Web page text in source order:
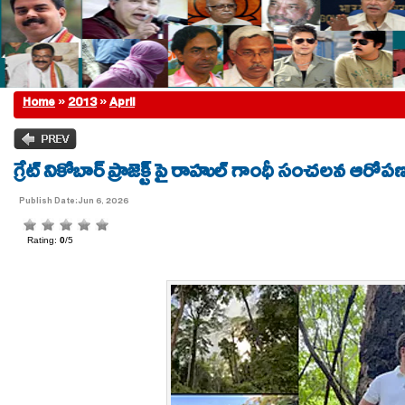
Home»2013»April
గ్రేట్ నికోబార్ ప్రాజెక్ట్ పై రాహుల్ గాంధీ సంచలన
Publish Date:Jun 6, 2026